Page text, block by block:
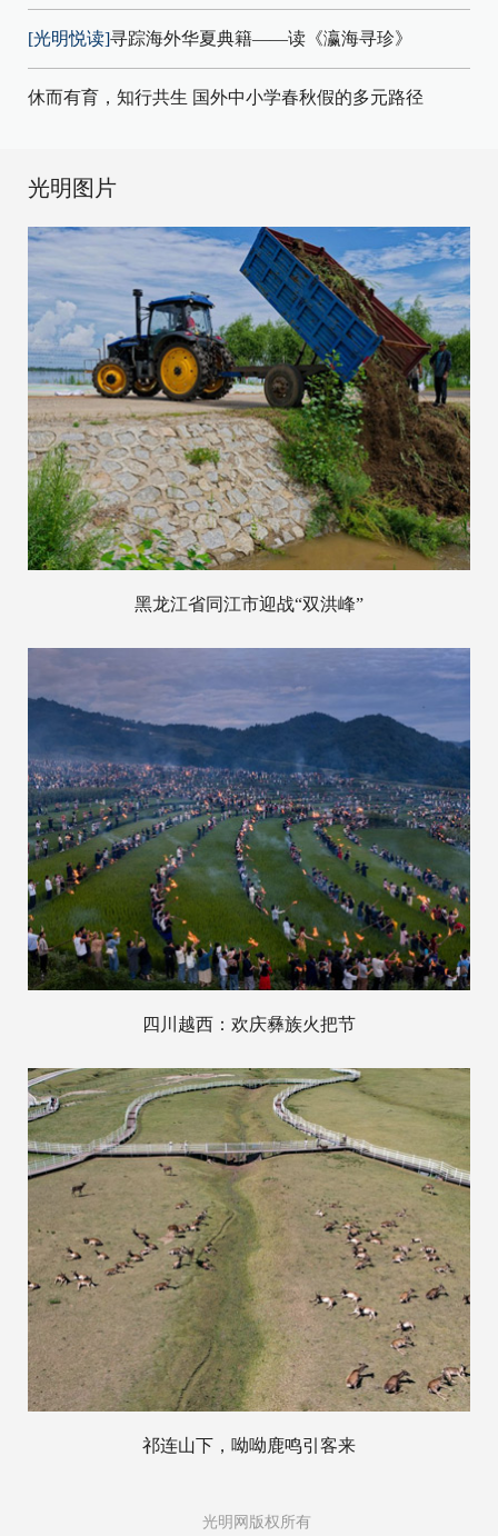
[光明悦读]寻踪海外华夏典籍——读《瀛海寻珍》
休而有育，知行共生 国外中小学春秋假的多元路径
光明图片
黑龙江省同江市迎战“双洪峰”
四川越西：欢庆彝族火把节
祁连山下，呦呦鹿鸣引客来
光明网版权所有